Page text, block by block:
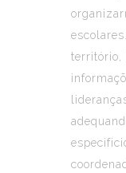
território,